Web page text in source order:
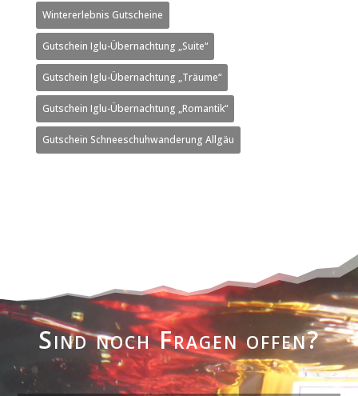
Wintererlebnis Gutscheine
Gutschein Iglu-Übernachtung „Suite“
Gutschein Iglu-Übernachtung „Träume“
Gutschein Iglu-Übernachtung „Romantik“
Gutschein Schneeschuhwanderung Allgäu
Sind noch Fragen offen?